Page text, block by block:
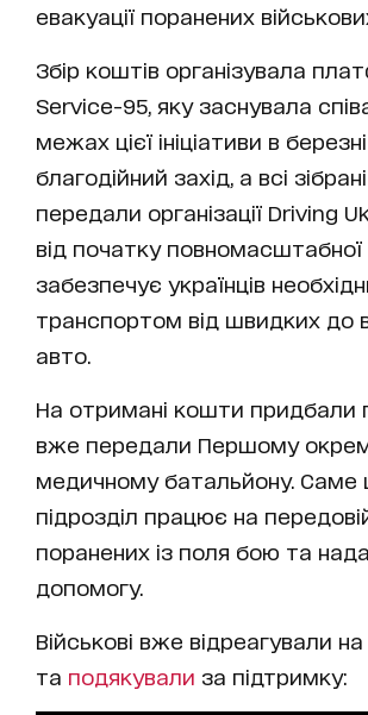
евакуації поранених
Збір коштів організувала
Service-95, яку заснувала
межах цієї ініціативи в
благодійний захід, а всі
передали організації Driving
від початку повномасштабної
забезпечує українців
транспортом від швидких до
авто.
На отримані кошти придбали
вже передали Першому
медичному батальйону. Саме
підрозділ працює на
поранених із поля бою та
допомогу.
Військові вже відреагували
та подякували за підтримку: